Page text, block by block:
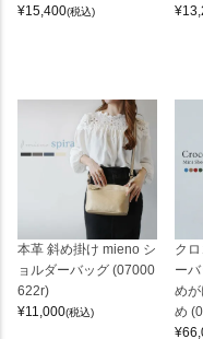
¥15,400(税込)
¥
本革 斜め掛け mieno シ
ョルダーバッグ (07000
622r)
¥11,000(税込)
ク
ー
めが
め
¥